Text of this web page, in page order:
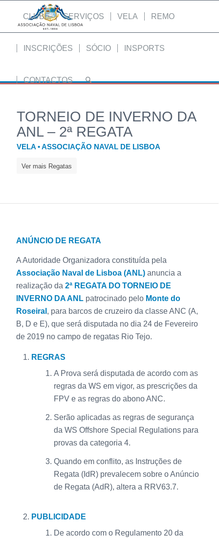
CLUBE SERVIÇOS VELA REMO
INSCRIÇÕES SÓCIO INSPORTS
CONTACTOS
TORNEIO DE INVERNO DA
ANL – 2ª REGATA
VELA • ASSOCIAÇÃO NAVAL DE LISBOA
Ver mais Regatas
ANÚNCIO DE REGATA
A Autoridade Organizadora constituída pela
Associação Naval de Lisboa (ANL)anuncia a
realização da 2ª REGATA DO TORNEIO DE
INVERNO DA ANLpatrocinado pelo Monte do
Roseiral , para barcos de cruzeiro da classe ANC (A,
B, D e E), que será disputada no dia 24 de Fevereiro
de 2019 no campo de regatas Rio Tejo.
REGRAS
A Prova será disputada de acordo com as
regras da WS em vigor, as prescrições da
FPV e as regras do abono ANC.
Serão aplicadas as regras de segurança
da WS Offshore Special Regulations para
provas da categoria 4.
Quando em conflito, as Instruções de
Regata (IdR) prevalecem sobre o Anúncio
de Regata (AdR), altera a RRV63.7.
PUBLICIDADE
De acordo com o Regulamento 20 da